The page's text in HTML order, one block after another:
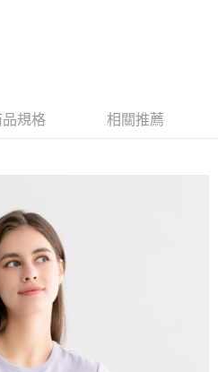
上)免運費
品規格 相關推薦